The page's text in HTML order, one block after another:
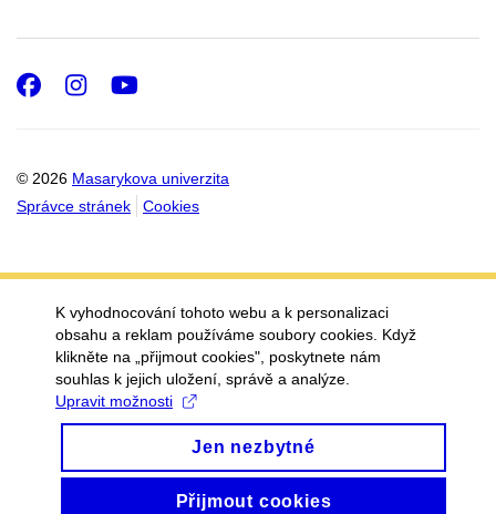
© 2026 Masarykova univerzita
Správce stránek
Cookies
Facebook
Instagram
K vyhodnocování tohoto webu a k personalizaci
obsahu a reklam používáme soubory cookies. Když
klikněte na „přijmout cookies", poskytnete nám
souhlas k jejich uložení, správě a analýze.
Upravit možnosti
Jen nezbytné
Přijmout cookies